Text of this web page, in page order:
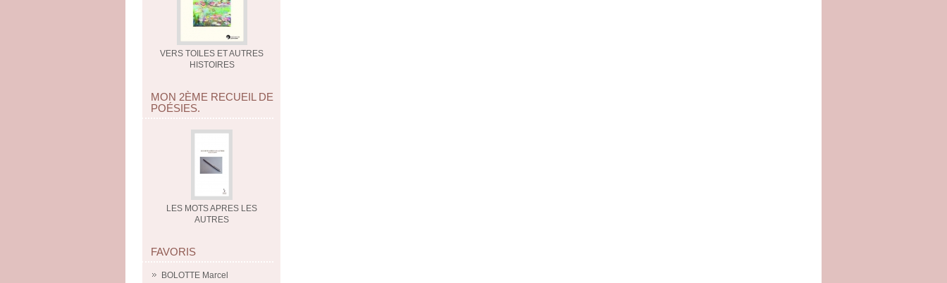
VERS TOILES ET AUTRES
HISTOIRES
MON 2ÈME RECUEIL DE
POÉSIES.
LES MOTS APRES LES
AUTRES
FAVORIS
BOLOTTE Marcel